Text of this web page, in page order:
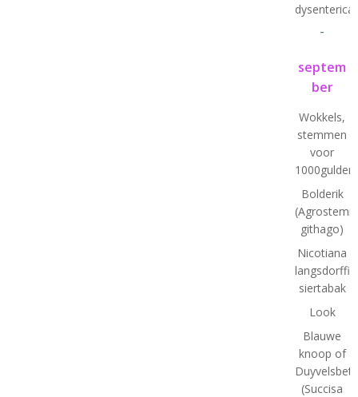
dysenterica)
-
septem
ber
Wokkels,
stemmen
voor
Bolderik
githago)
Nicotiana
langsdorffii:
siertabak
Look
Blauwe
knoop of
Duyvelsbete
(Succisa